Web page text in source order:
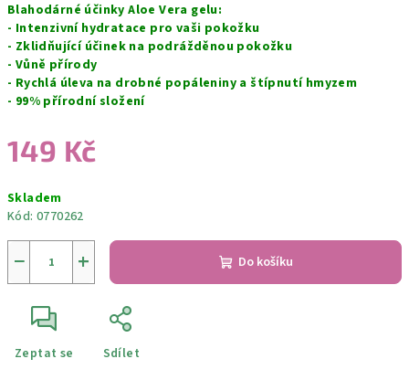
Blahodárné účinky Aloe Vera gelu:
- Intenzivní hydratace pro vaši pokožku
- Zklidňující účinek na podrážděnou pokožku
- Vůně přírody
- Rychlá úleva na drobné popáleniny a štípnutí hmyzem
- 99% přírodní složení
149 Kč
cena:
Skladem
Kód: 0770262
+
− Do košíku
Zeptat se Sdílet